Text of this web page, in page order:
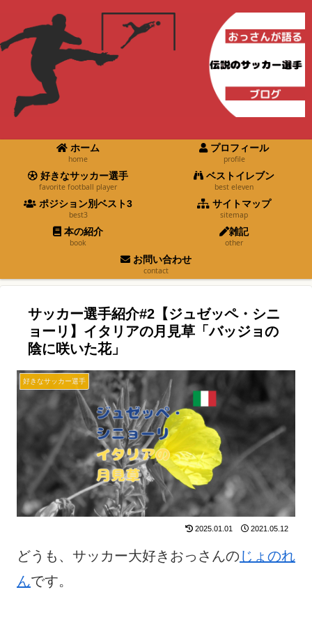
ホーム
home
プロフィール
profile
好きなサッカー選手
favorite football player
ベストイレブン
best eleven
ポジション別ベスト3
best3
サイトマップ
sitemap
本の紹介
book
雑記
other
お問い合わせ
contact
サッカー選手紹介#2【ジュゼッペ・シニ
ョーリ】イタリアの月見草「バッジョの
陰に咲いた花」
好きなサッカー選手
2025.01.01 2021.05.12
どうも、サッカー大好きおっさんの じょのれ
んです。